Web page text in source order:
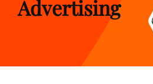
Advertising